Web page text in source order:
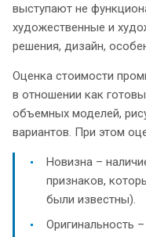
выступают не
художественные и
решения, дизайн,
Оценка стоимости
в отношении как
объемных моделей,
вариантов. При этом
Новизна –
признаков,
были известны).
Оригинальность